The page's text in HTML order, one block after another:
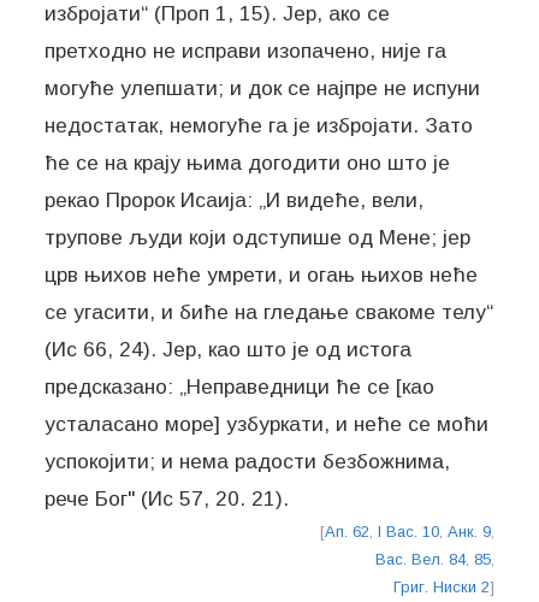
избројати“ (Проп 1, 15). Јер, ако се
претходно не исправи изопачено, није га
могуће улепшати; и док се најпре не испуни
недостатак, немогуће га је избројати. Зато
ће се на крају њима догодити оно што је
рекао Пророк Исаија: „И видеће, вели,
трупове људи који одступише од Мене; јер
црв њихов неће умрети, и огањ њихов неће
се угасити, и биће на гледање свакоме телу“
(Ис 66, 24). Јер, као што је од истога
предсказано: „Неправедници ће се [као
усталасано море] узбуркати, и неће се моћи
успокојити; и нема радости безбожнима,
рече Бог" (Ис 57, 20. 21).
[Ап. 62, I Вас. 10, Анк. 9,
Вас. Вел. 84, 85,
Григ. Ниски 2]